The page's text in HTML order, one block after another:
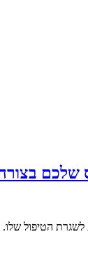
שלכם
הטיפול שלו.